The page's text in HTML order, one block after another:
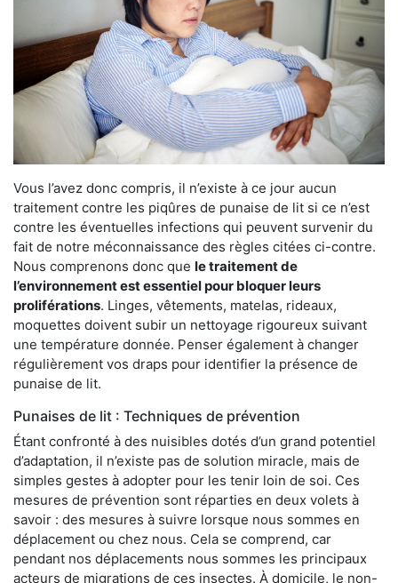
Vous l’avez donc compris, il n’existe à ce jour aucun
traitement contre les piqûres de punaise de lit si ce n’est
contre les éventuelles infections qui peuvent survenir du
fait de notre méconnaissance des règles citées ci-contre.
Nous comprenons donc que le traitement de
l’environnement est essentiel pour bloquer leurs
proliférations. Linges, vêtements, matelas, rideaux,
moquettes doivent subir un nettoyage rigoureux suivant
une température donnée. Penser également à changer
régulièrement vos draps pour identifier la présence de
punaise de lit.
Punaises de lit : Techniques de prévention
Étant confronté à des nuisibles dotés d’un grand potentiel
d’adaptation, il n’existe pas de solution miracle, mais de
simples gestes à adopter pour les tenir loin de soi. Ces
mesures de prévention sont réparties en deux volets à
savoir : des mesures à suivre lorsque nous sommes en
déplacement ou chez nous. Cela se comprend, car
pendant nos déplacements nous sommes les principaux
acteurs de migrations de ces insectes. À domicile, le non-